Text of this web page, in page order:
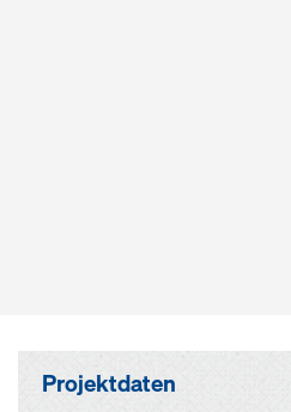
Projektdaten